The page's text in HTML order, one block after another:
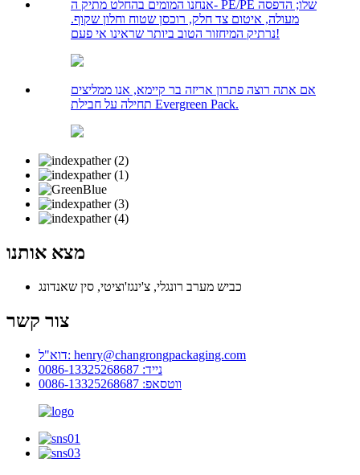
אנחנו המומים בהחלט מתיק ה- PE/PE שלו; הדפסה
מעולה, איטום צד חלק, רוכסן שטוח וחלון שקוף.
נרתיק המיחזור הטוב ביותר שראינו אי פעם!
אם אתה רוצה פתרון אריזה בר קיימא, אנו ממליצים
תחילה על חבילת Evergreen Pack.
מצא אותנו
כביש מערב רונגלי, צ'ינגז'וציטי, סין שאנדונג
צור קשר
דוא"ל: henry@changrongpackaging.com
נייד: 0086-13325268687
ווטסאפ: 0086-13325268687